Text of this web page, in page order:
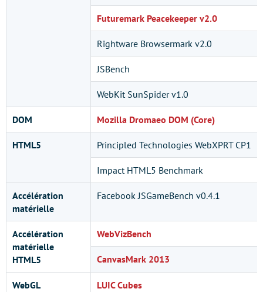
Futuremark Peacekeeper v2.0
Rightware Browsermark v2.0
JSBench
WebKit SunSpider v1.0
DOM Mozilla Dromaeo DOM (Core)
HTML5 Principled Technologies WebXPRT CP1
Impact HTML5 Benchmark
Accélération
matérielle
Facebook JSGameBench v0.4.1
Accélération
matérielle
HTML5
WebVizBench
CanvasMark 2013
WebGL LUIC Cubes